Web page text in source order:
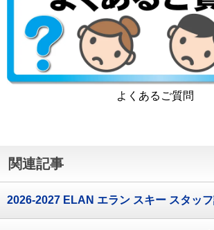
よくあるご質問
関連記事
2026-2027 ELAN エラン スキー スタッ